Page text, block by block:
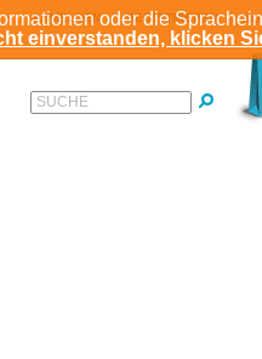
oder die
einverstanden, klicken
ANMELDEN REGISTRIEREN
SUCHE